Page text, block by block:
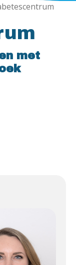
met